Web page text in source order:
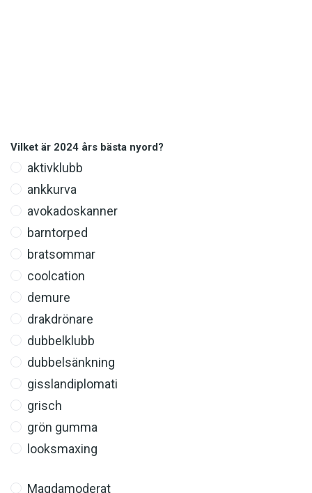
Vilket är 2024 års bästa nyord?
aktivklubb
ankkurva
avokadoskanner
barntorped
bratsommar
coolcation
demure
drakdrönare
dubbelklubb
dubbelsänkning
gisslandiplomati
grisch
grön gumma
looksmaxing
Magdamoderat